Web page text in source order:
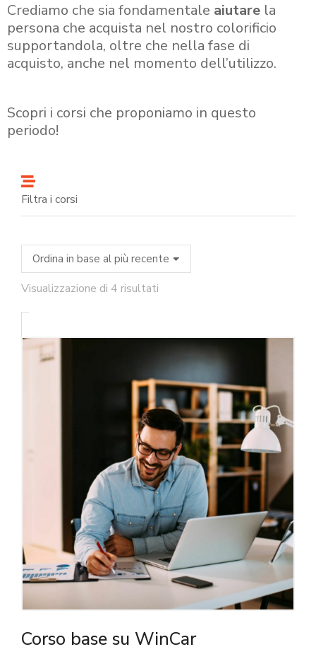
Crediamo che sia fondamentale aiutare la
persona che acquista nel nostro colorificio
supportandola, oltre che nella fase di
acquisto, anche nel momento dell’utilizzo.
Scopri i corsi che proponiamo in questo
periodo!
Filtra i corsi
Visualizzazione di 4 risultati
Corso base su WinCar